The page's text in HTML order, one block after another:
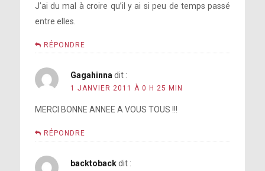
J’ai du mal à croire qu’il y ai si peu de temps passé
entre elles.
RÉPONDRE
Gagahinna dit :
1 JANVIER 2011 À 0 H 25 MIN
MERCI BONNE ANNEE A VOUS TOUS !!!
RÉPONDRE
backtoback dit :